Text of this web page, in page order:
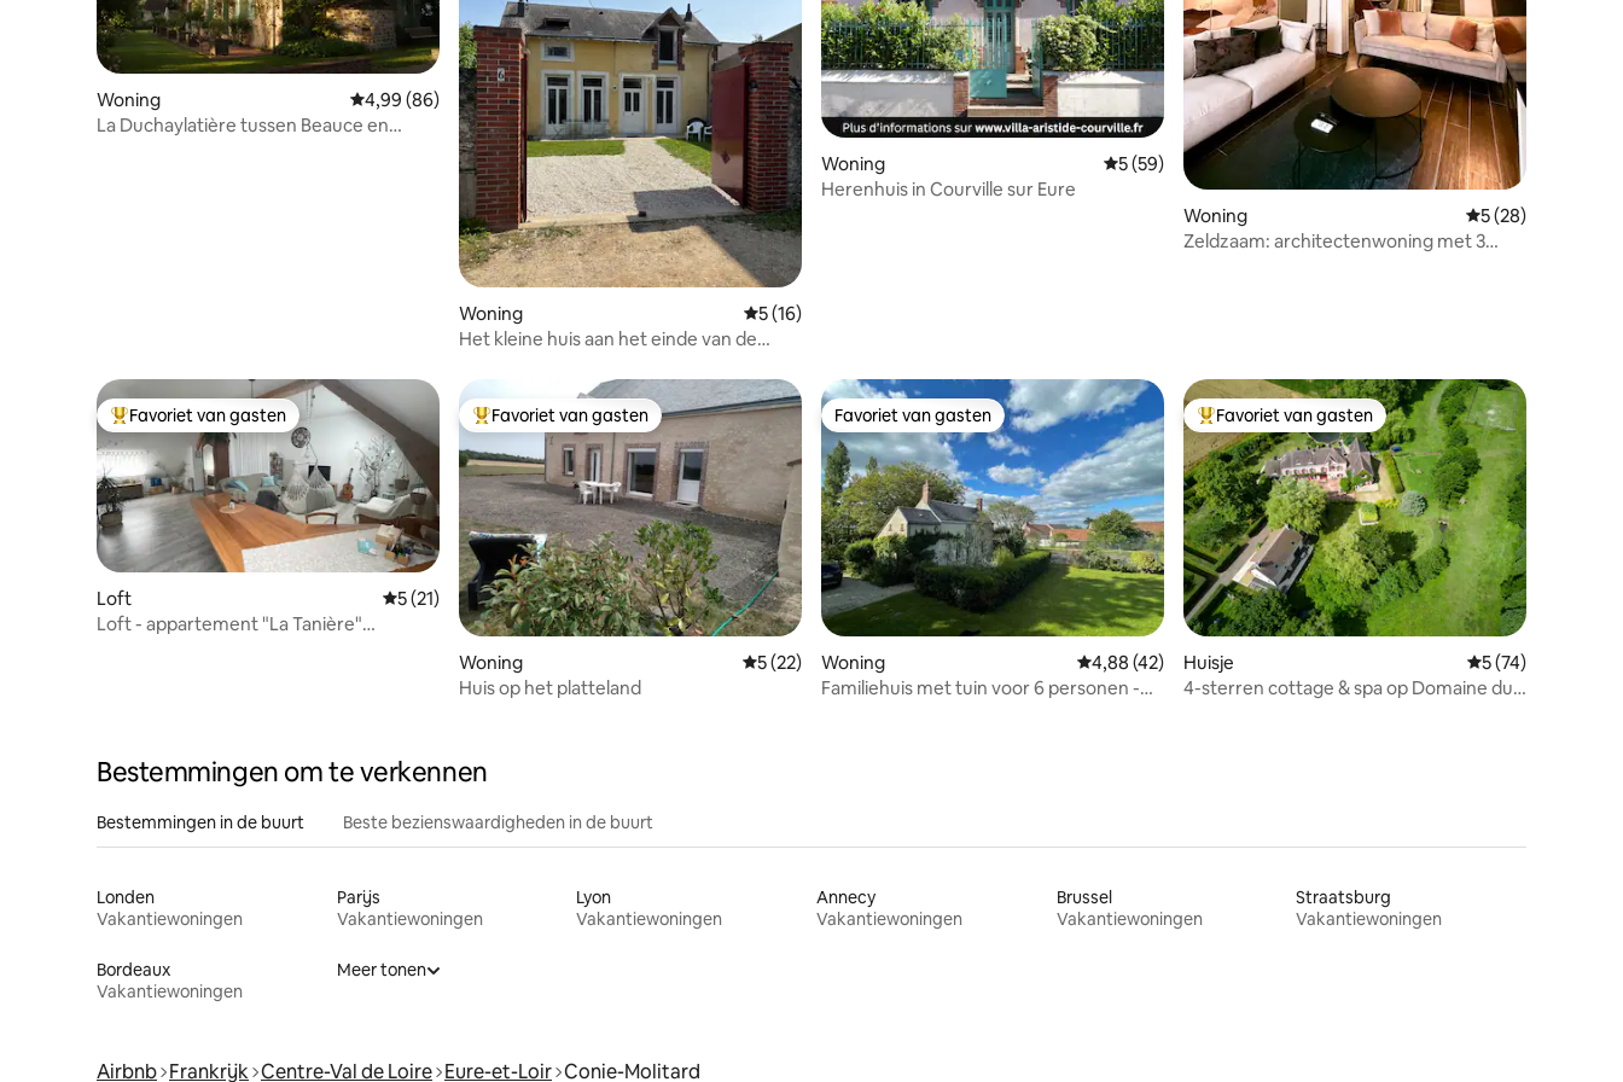
Woning Gemiddelde beoordeling van 4,99 op 5, 86 recensies
4,99 (86)
La Duchaylatière tussen Beauce en
Woning Gemiddelde beoordeling van 5 op 5, 16 recensies
5 (16)
Het kleine huis aan het einde van de
Woning Gemiddelde beoordeling van 5 op 5, 59 recensies
5 (59)
Herenhuis in Courville sur Eure
Woning Gemiddelde
5 (28)
Zeldzaam: architectenwoning met 3
Topfavoriet van gasten
Favoriet van gasten
Loft Gemiddelde beoordeling van 5 op 5, 21 recensies
5 (21)
Loft - appartement "La Tanière"
Topfavoriet van gasten
Favoriet van gasten
Woning Gemiddelde beoordeling van 5 op 5, 22 recensies
5 (22)
Huis op het platteland
Favoriet van gasten
Favoriet van gasten
Woning Gemiddelde beoordeling van 4,88 op 5, 42 recensies
4,88 (42)
Familiehuis met tuin voor 6 personen -
Topfavoriet van gasten
Favoriet van gasten
Huisje Gemiddelde
5 (74)
4-sterren cottage & spa op Domaine du
Bestemmingen om te verkennen
Bestemmingen in de buurt Beste bezienswaardigheden in de buurt
Londen
Vakantiewoningen
Parijs
Vakantiewoningen
Lyon
Vakantiewoningen
Annecy
Vakantiewoningen
Brussel
Vakantiewoningen
Straatsburg
Vakantiewoningen
Bordeaux
Vakantiewoningen
Meer tonen
Airbnb Frankrijk Centre-Val de Loire Eure-et-Loir Conie-Molitard